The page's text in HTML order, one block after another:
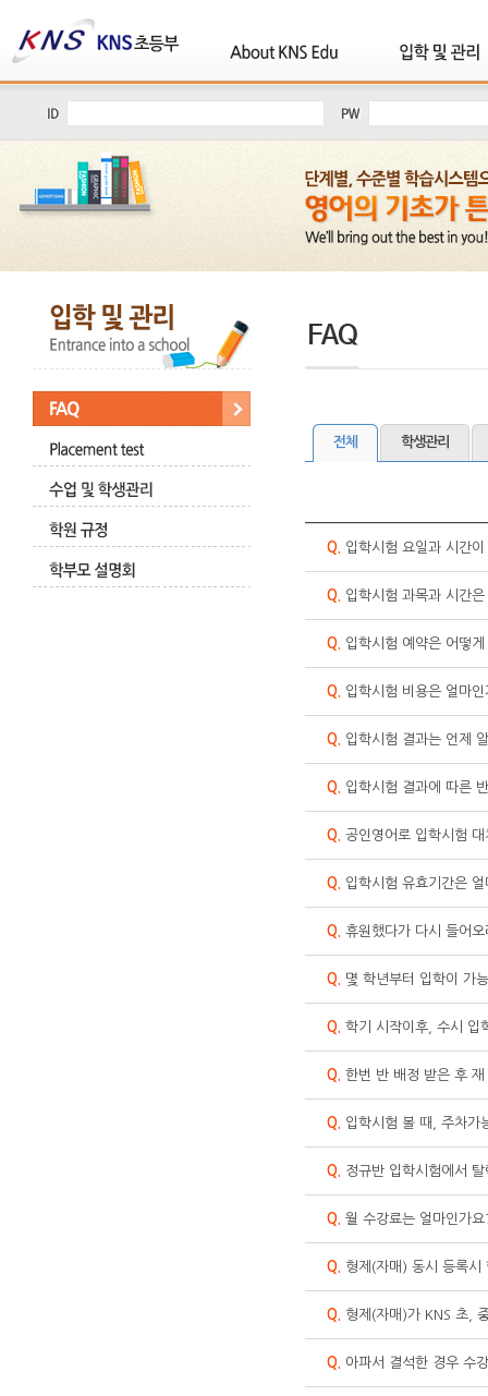
전체 학생관리
Q. 입학시험 요일과 시간
Q. 입학시험 과목과 시간
Q. 입학시험 예약은 어떻
Q. 입학시험 비용은 얼마인
Q. 입학시험 결과는 언제
Q. 입학시험 결과에 따른
Q. 공인영어로 입학시험
Q. 입학시험 유효기간은
Q. 휴원했다가 다시 들어
Q. 몇 학년부터 입학이 가
Q. 학기 시작이후, 수시 입
Q. 한번 반 배정 받은 후
Q. 입학시험 볼 때, 주차가
Q. 정규반 입학시험에서
Q. 월 수강료는 얼마인가요
Q. 형제(자매) 동시 등록시
Q. 형제(자매)가 KNS 초,
Q. 아파서 결석한 경우 수